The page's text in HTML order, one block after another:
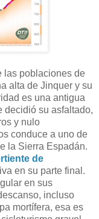
las poblaciones de
alta de Jinquer y su
es una antigua
decidió su asfaltado,
y nulo
conduce a uno de
la Sierra Espadán.
de
en su parte final.
en sus
incluso
mortífera, esa es